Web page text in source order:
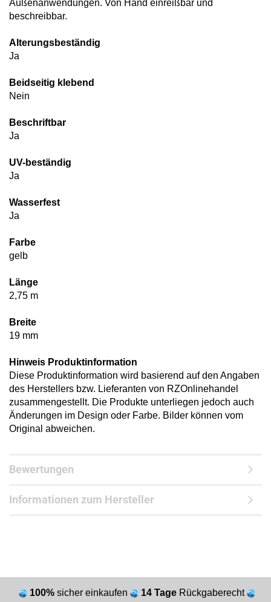
Außenanwendungen. Von Hand einreißbar und
beschreibbar.
Alterungsbeständig
Ja
Beidseitig klebend
Nein
Beschriftbar
Ja
UV-beständig
Ja
Wasserfest
Ja
Farbe
gelb
Länge
2,75 m
Breite
19 mm
Hinweis Produktinformation
Diese Produktinformation wird basierend auf den Angaben
des Herstellers bzw. Lieferanten von RZOnlinehandel
zusammengestellt. Die Produkte unterliegen jedoch auch
Änderungen im Design oder Farbe. Bilder können vom
Original abweichen.
Bewertungen
Informationen zum Hersteller
100% sicher einkaufen 14 Tage Rückgaberecht